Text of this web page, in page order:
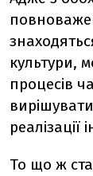
культури,
процесів
реалізації
То що ж